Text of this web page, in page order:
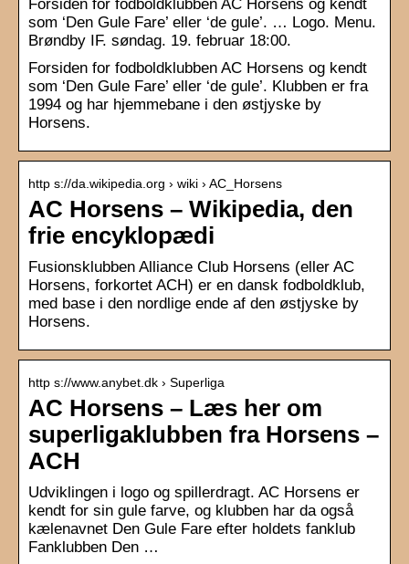
Forsiden for fodboldklubben AC Horsens og kendt
som ‘Den Gule Fare’ eller ‘de gule’. … Logo. Menu.
Brøndby IF. søndag. 19. februar 18:00.
Forsiden for fodboldklubben AC Horsens og kendt
som ‘Den Gule Fare’ eller ‘de gule’. Klubben er fra
1994 og har hjemmebane i den østjyske by
Horsens.
http s://da.wikipedia.org › wiki › AC_Horsens
AC Horsens – Wikipedia, den
frie encyklopædi
Fusionsklubben Alliance Club Horsens (eller AC
Horsens, forkortet ACH) er en dansk fodboldklub,
med base i den nordlige ende af den østjyske by
Horsens.
http s://www.anybet.dk › Superliga
AC Horsens – Læs her om
superligaklubben fra Horsens –
ACH
Udviklingen i logo og spillerdragt. AC Horsens er
kendt for sin gule farve, og klubben har da også
kælenavnet Den Gule Fare efter holdets fanklub
Fanklubben Den …